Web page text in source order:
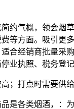
气概，领会烟
等方面。吸引更
合经销商批量采
业执照、税务登
打点时需要供给
各类烟酒，：